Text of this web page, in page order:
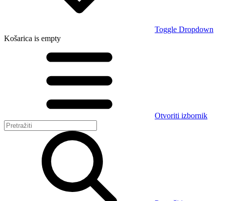
Toggle Dropdown
Košarica is empty
Otvoriti izbornik